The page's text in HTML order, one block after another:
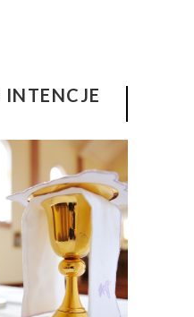
INTENCJE